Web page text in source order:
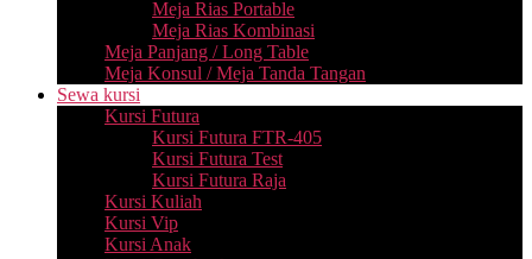
Meja Rias Portable
Meja Rias Kombinasi
Meja Panjang / Long Table
Meja Konsul / Meja Tanda Tangan
Sewa kursi
Kursi Futura
Kursi Futura FTR-405
Kursi Futura Test
Kursi Futura Raja
Kursi Kuliah
Kursi Vip
Kursi Anak